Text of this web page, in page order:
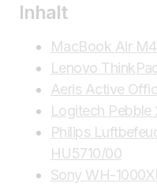
Inhalt
MacBook Air M4
Lenovo
Aeris Active
Logitech Pebble
Philips
HU5710/00
Sony WH-